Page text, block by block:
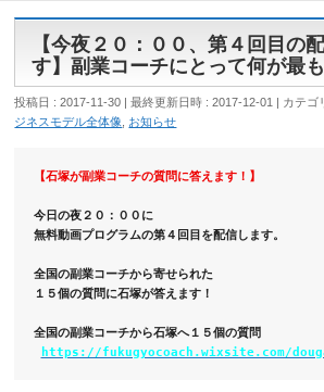
【今夜２０：００、第４回目の
す】副業コーチにとって何が最
投稿日 : 2017-11-30 最終更新日時 : 2017-12-01 カテゴ
ジネスモデル全体像
お知らせ
【石塚が副業コーチの質問に答えます！】
今日の夜２０：００に
無料動画プログラムの第４回目を配信します。
全国の副業コーチから寄せられた
１５個の質問に石塚が答えます！
全国の副業コーチから石塚へ１５個の質問
https://fukugyocoach.wixsite.com/